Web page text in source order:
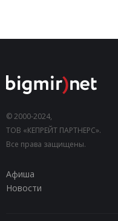
© 2000-2024,
ТОВ «КЕПРЕЙТ ПАРТНЕРС».
Все права защищены.
Афиша
Новости